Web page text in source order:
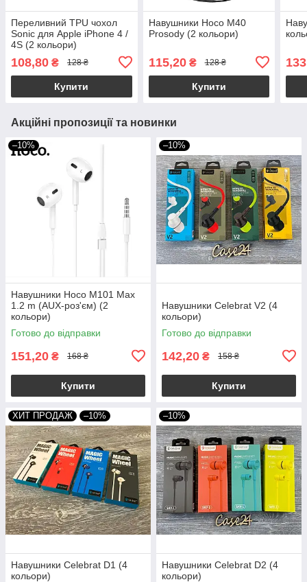
Переливний TPU чохол
Sonic для Apple iPhone 4 /
4S (2 кольори)
108,80 ₴ 128 ₴
Купити
Навушники Hoco M40
Prosody (2 кольори)
115,20₴ 128 ₴
Купити
Акційні пропозиції та новинки
–10%
Навушники Hoco M101 Max
1.2 m (AUX-роз'єм) (2
кольори)
Готово до відправки
151,20 ₴ 168 ₴
Купити
–10%
Навушники Celebrat V2 (4
кольори)
Готово до відправки
142,20 ₴ 158 ₴
Купити
ХИТ ПРОДАЖ –10%
Навушники Celebrat D1 (4
кольори)
–10%
Навушники Celebrat D2 (4
кольори)